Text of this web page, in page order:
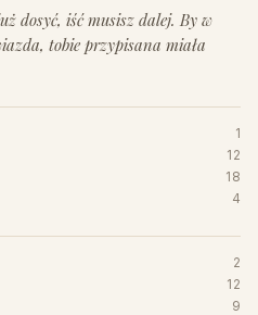
dosyć, iść musisz dalej. By w
tobie przypisana miała
1
12
18
4
2
12
9